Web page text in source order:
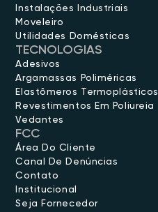
Instalações Industriais
Moveleiro
Utilidades Domésticas
TECNOLOGIAS
Adesivos
Argamassas Poliméricas
Elastômeros Termoplásticos
Revestimentos Em Poliureia
Vedantes
FCC
Área Do Cliente
Canal De Denúncias
Contato
Institucional
Seja Fornecedor